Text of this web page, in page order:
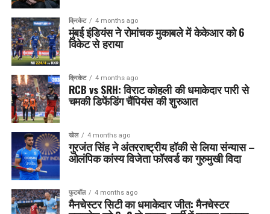
क्रिकेट 4 months ago
मुंबई इंडियंस ने रोमांचक मुकाबले में केकेआर को 6
विकेट से हराया
क्रिकेट 4 months ago
RCB vs SRH: विराट कोहली की धमाकेदार पारी से
चमकी डिफेंडिंग चैंपियंस की शुरुआत
खेल 4 months ago
गुरजंत सिंह ने अंतरराष्ट्रीय हॉकी से लिया संन्यास –
ओलंपिक कांस्य विजेता फॉरवर्ड का गुरुमुखी विदा
फुटबॉल 4 months ago
मैनचेस्टर सिटी का धमाकेदार जीत: मैनचेस्टर